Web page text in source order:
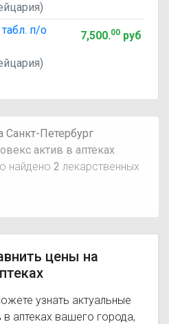
п/о
7,500.00руб
Санкт-Петербург
актив в аптеках
найдено 2 лекарственных
цены на
узнать актуальные
в аптеках вашего города,